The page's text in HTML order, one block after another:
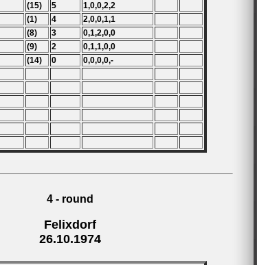
(15) 5
1,0,0,2,2
(1) 4
2,0,0,1,1
(8) 3
0,1,2,0,0
(9) 2
0,1,1,0,0
(14) 0 0,0,0,0,-
4 - round
Felixdorf
26.10.1974